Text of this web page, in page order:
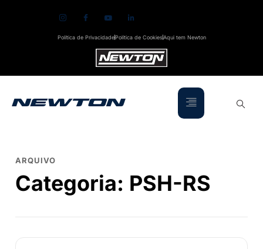
Política de PrivacidadePolítica de CookiesAqui tem Newton
ARQUIVO
Categoria: PSH-RS